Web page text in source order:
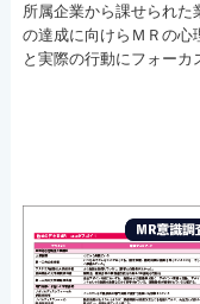
所属企業から課せられた
の達成に向けらＭＲの心
と実際の行動にフォーカ